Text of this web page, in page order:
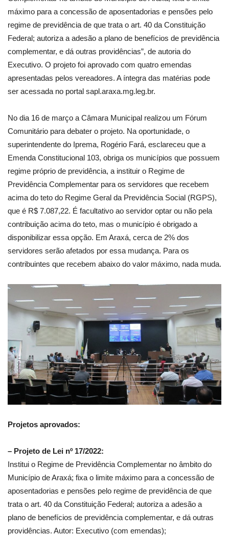
máximo para a concessão de aposentadorias e pensões pelo
regime de previdência de que trata o art. 40 da Constituição
Federal; autoriza a adesão a plano de benefícios de previdência
complementar, e dá outras providências”, de autoria do
Executivo. O projeto foi aprovado com quatro emendas
apresentadas pelos vereadores. A íntegra das matérias pode
ser acessada no portal sapl.araxa.mg.leg.br.
No dia 16 de março a Câmara Municipal realizou um Fórum
Comunitário para debater o projeto. Na oportunidade, o
superintendente do Iprema, Rogério Fará, esclareceu que a
Emenda Constitucional 103, obriga os municípios que possuem
regime próprio de previdência, a instituir o Regime de
Previdência Complementar para os servidores que recebem
acima do teto do Regime Geral da Previdência Social (RGPS),
que é R$ 7.087,22. É facultativo ao servidor optar ou não pela
contribuição acima do teto, mas o município é obrigado a
disponibilizar essa opção. Em Araxá, cerca de 2% dos
servidores serão afetados por essa mudança. Para os
contribuintes que recebem abaixo do valor máximo, nada muda.
Projetos aprovados:
– Projeto de Lei nº 17/2022:
Institui o Regime de Previdência Complementar no âmbito do
Município de Araxá; fixa o limite máximo para a concessão de
aposentadorias e pensões pelo regime de previdência de que
trata o art. 40 da Constituição Federal; autoriza a adesão a
plano de benefícios de previdência complementar, e dá outras
providências. Autor: Executivo (com emendas);